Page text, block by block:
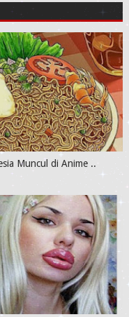
Muncul di Anime ..